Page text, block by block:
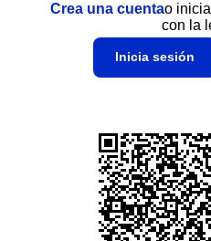
Crea una cuentao
con la
Inicia sesión